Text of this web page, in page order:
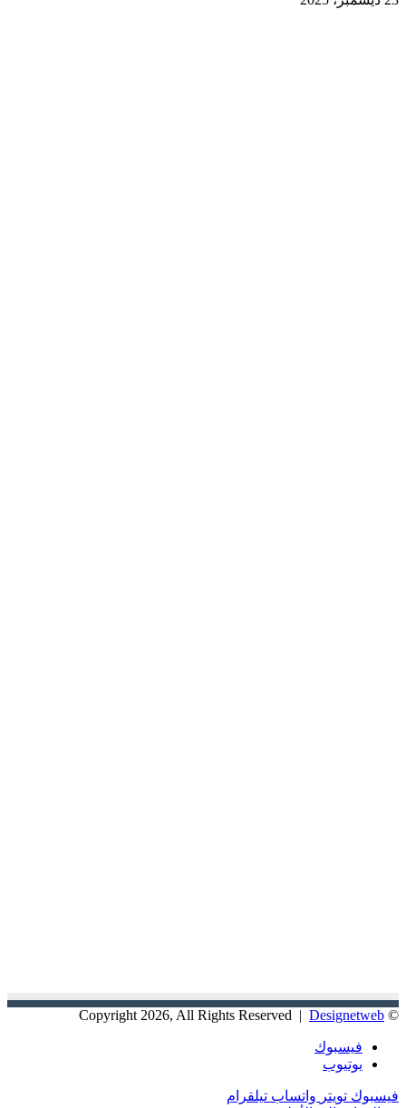
© Copyright 2026, All Rights Reserved |
Designetweb
فيسبوك
يوتيوب
فيسبوك تويتر واتساب تيلقرام